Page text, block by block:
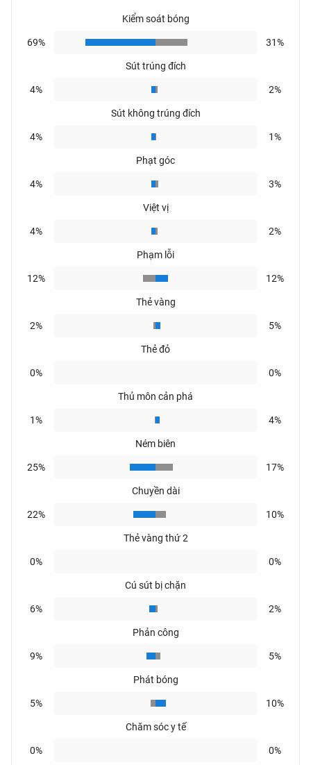
Kiểm soát bóng
69% 31%
Sút trúng đích
4% 2%
Sút không trúng đích
4% 1%
Phạt góc
4% 3%
Việt vị
4% 2%
Phạm lỗi
12% 12%
Thẻ vàng
2% 5%
Thẻ đỏ
0% 0%
Thủ môn cản phá
1% 4%
Ném biên
25% 17%
Chuyền dài
22% 10%
Thẻ vàng thứ 2
0% 0%
Cú sút bị chặn
6% 2%
Phản công
9% 5%
Phát bóng
5% 10%
Chăm sóc y tế
0% 0%